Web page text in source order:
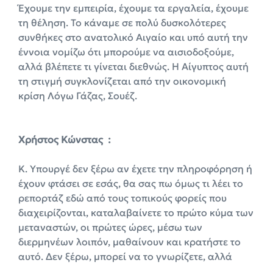
Έχουμε την εμπειρία, έχουμε τα εργαλεία, έχουμε
τη θέληση. Το κάναμε σε πολύ δυσκολότερες
συνθήκες στο ανατολικό Αιγαίο και υπό αυτή την
έννοια νομίζω ότι μπορούμε να αισιοδοξούμε,
αλλά βλέπετε τι γίνεται διεθνώς. Η Αίγυπτος αυτή
τη στιγμή συγκλονίζεται από την οικονομική
κρίση Λόγω Γάζας, Σουέζ.
Xρήστος Κώνστας :
Κ. Υπουργέ δεν ξέρω αν έχετε την πληροφόρηση ή
έχουν φτάσει σε εσάς, θα σας πω όμως τι λέει το
ρεπορτάζ εδώ από τους τοπικούς φορείς που
διαχειρίζονται, καταλαβαίνετε το πρώτο κύμα των
μεταναστών, οι πρώτες ώρες, μέσω των
διερμηνέων λοιπόν, μαθαίνουν και κρατήστε το
αυτό. Δεν ξέρω, μπορεί να το γνωρίζετε, αλλά